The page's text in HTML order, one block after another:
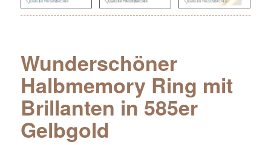
Wunderschöner
Halbmemory Ring mit
Brillanten in 585er
Gelbgold